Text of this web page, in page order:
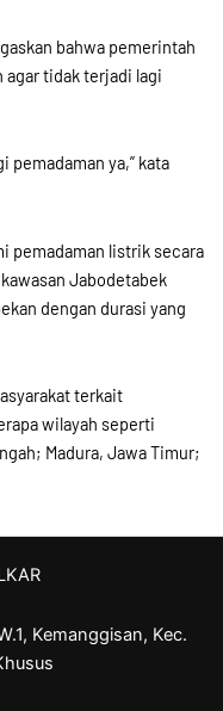
bahwa pemerintah
tidak terjadi lagi
pemadaman ya,” kata
pemadaman listrik secara
Jabodetabek
dengan durasi yang
terkait
wilayah seperti
Madura, Jawa Timur;
Kemanggisan, Kec.